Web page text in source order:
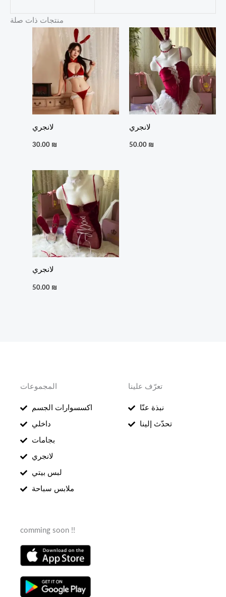
منتجات ذات صلة
لانجري
30.00 ₪
لانجري
50.00 ₪
لانجري
50.00 ₪
المجموعات
اكسسوارات الجسم
داخلي
بجامات
لانجري
لبس بيتي
ملابس سباحة
تعرّف علينا
نبذة عنّا
تحدّث إلينا
comming soon !!